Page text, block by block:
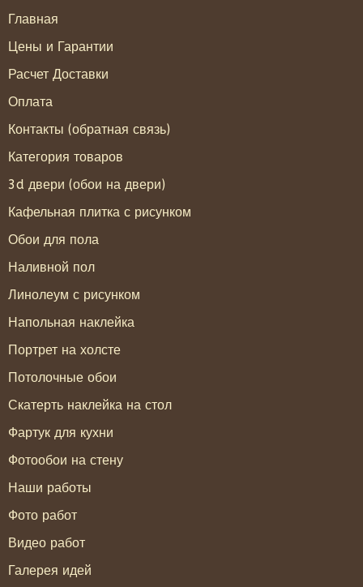
Главная
Цены и Гарантии
Расчет Доставки
Оплата
Контакты (обратная связь)
Категория товаров
3d двери (обои на двери)
Кафельная плитка с рисунком
Обои для пола
Наливной пол
Линолеум с рисунком
Напольная наклейка
Портрет на холсте
Потолочные обои
Скатерть наклейка на стол
Фартук для кухни
Фотообои на стену
Наши работы
Фото работ
Видео работ
Галерея идей